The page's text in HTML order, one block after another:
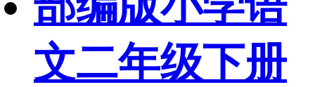
文二年级下册